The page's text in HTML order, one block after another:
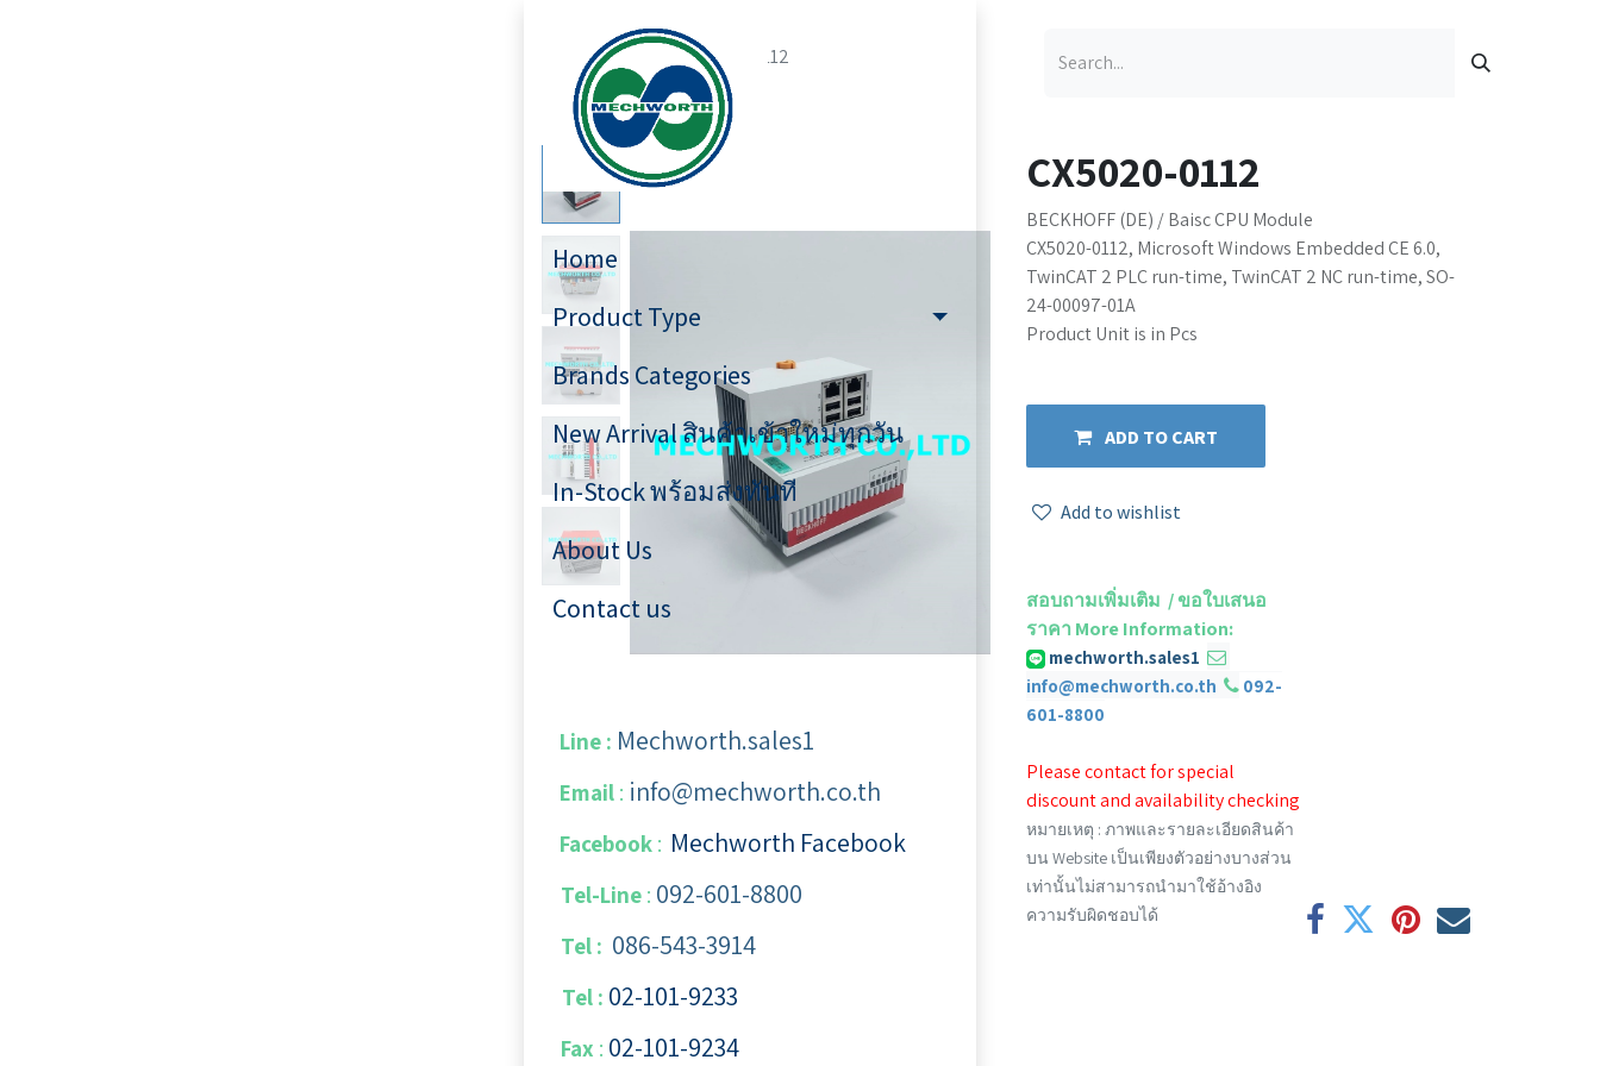
Home
Product Type
Brands Categories
New Arrival สินค้าเข้าใหม่ทุกวัน
In-Stock พร้อมส่งทันที
About Us
Contact us
Line : Mechworth.sales1
Email : info@mechworth.co.th
Facebook : Mechworth Facebook
Tel-Line : 092-601-8800
Tel : 086-543-3914
Tel : 02-101-9233
Fax : 02-101-​9234
All Products CX5020-0112
CX5020-0112
BECKHOFF (DE) / Baisc CPU Module
CX5020-0112, Microsoft Windows Embedded CE 6.0,
TwinCAT 2 PLC run-time, TwinCAT 2 NC run-time, SO-
24-00097-01A
Product Unit is in Pcs
ADD TO CART
Add to wishlist
สอบถามเพิ่มเติม / ขอใบเสนอ
ราคา More Information:
mechworth.sales1
info@mechworth.co.th
092-
601-8800
Please contact for special
discount and availability checking
หมายเหตุ : ภาพและรายละเอียดสินค้า
บน Website เป็นเพียงตัวอย่างบางส่วน
เท่านั้น​ไม่สามารถนำมาใช้อ้างอิง
ความรับผิดชอบได้